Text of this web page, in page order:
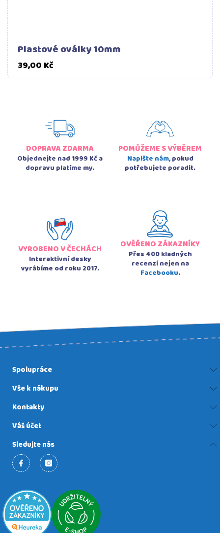
Plastové oválky 10mm
39,00 KčCena
DOPRAVA ZDARMA
Objednejte nad 1999 Kč a
dopravu platíme my.
POMŮŽEME S VÝBĚREM
Napište nám, pokud
potřebujete poradit.
VYROBENO V ČECHÁCH
Interaktivní desky
vyrábíme od roku 2017.
OVĚŘENO ZÁKAZNÍKY
Přes 400 kladných
recenzí nejen na
Facebooku.
Spolupráce
Vše k nákupu
Kontakty
Váš účet
Sledujte nás